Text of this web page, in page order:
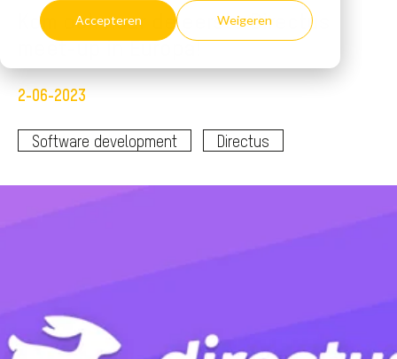
Accepteren Weigeren
Kom ook naar de eerste Directus
meet-up in Europa!
2-06-2023
Software development Directus